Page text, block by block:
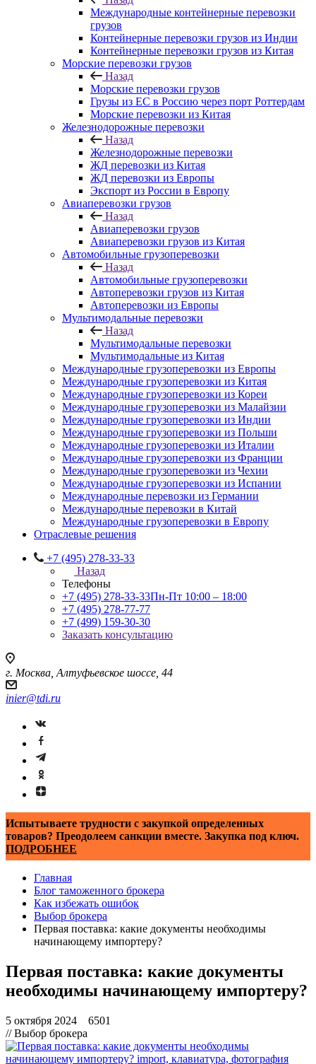
Международные контейнерные перевозки
грузов
Контейнерные перевозки грузов из Индии
Контейнерные перевозки грузов из Китая
Морские перевозки грузов
Назад
Морские перевозки грузов
Грузы из ЕС в Россию через порт Роттердам
Морские перевозки из Китая
Железнодорожные перевозки
Назад
Железнодорожные перевозки
ЖД перевозки из Китая
ЖД перевозки из Европы
Экспорт из России в Европу
Авиаперевозки грузов
Назад
Авиаперевозки грузов
Авиаперевозки грузов из Китая
Автомобильные грузоперевозки
Назад
Автомобильные грузоперевозки
Автоперевозки грузов из Китая
Автоперевозки из Европы
Мультимодальные перевозки
Назад
Мультимодальные перевозки
Мультимодальные из Китая
Международные грузоперевозки из Европы
Международные грузоперевозки из Китая
Международные грузоперевозки из Кореи
Международные грузоперевозки из Малайзии
Международные грузоперевозки из Индии
Международные грузоперевозки из Польши
Международные грузоперевозки из Италии
Международные грузоперевозки из Франции
Международные грузоперевозки из Чехии
Международные грузоперевозки из Испании
Международные перевозки из Германии
Международные перевозки в Китай
Международные грузоперевозки в Европу
Отраслевые решения
+7 (495) 278-33-33
Назад
Телефоны
+7 (495) 278-33-33Пн-Пт 10:00 – 18:00
+7 (495) 278-77-77
+7 (499) 159-30-30
Заказать консультацию
г. Москва, Алтуфьевское шоссе, 44
inier@tdi.ru
Испытываете трудности с закупкой определенных
товаров? Преодолеем санкции вместе. Закупка под ключ.
ПОДРОБНЕЕ
Главная
Блог таможенного брокера
Как избежать ошибок
Выбор брокера
Первая поставка: какие документы необходимы
начинающему импортеру?
Первая поставка: какие документы
необходимы начинающему импортеру?
5 октября 2024
6501
// Выбор брокера